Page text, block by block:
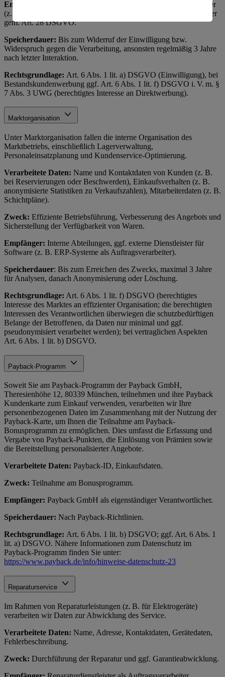
Empfänger:
Interne Marketingabteilung, ggf. externe Dienstleister
(z. B. Versanddienstleister, Werbeagenturen) als Auftragsverarbeiter
gem. Art. 28 DSGVO.
Speicherdauer: Bis zum Widerruf der Einwilligung bzw.
Widerspruch gegen die Verarbeitung, ansonsten regelmäßig 3 Jahre
nach letzter Interaktion.
Rechtsgrundlage: Art. 6 Abs. 1 lit. a) DSGVO (Einwilligung), bei
Bestandskundenwerbung ggf. Art. 6 Abs. 1 lit. f) DSGVO i. V. m. §
7 Abs. 3 UWG (berechtigtes Interesse an Direktwerbung).
Marktorganisation
Unter Marktorganisation fallen die interne Organisation des
Marktbetriebs, einschließlich Lagerverwaltung,
Personaleinsatzplanung und Kundenservice-Optimierung.
Verarbeitete Daten: Name und Kontaktdaten von Kunden (z. B.
bei Reservierungen oder Beschwerden), Einkaufsverhalten (z. B.
anonymisierte Statistiken zu Verkaufszahlen), Mitarbeiterdaten (z. B.
Schichtpläne).
Zweck: Effiziente Betriebsführung, Verbesserung des Angebots und
Sicherstellung der Verfügbarkeit von Waren.
Empfänger: Interne Abteilungen, ggf. externe Dienstleister für
Software (z. B. ERP-Systeme als Auftragsverarbeiter).
Speicherdauer: Bis zum Erreichen des Zwecks, maximal 3 Jahre
für Analysen, danach Anonymisierung oder Löschung.
Rechtsgrundlage: Art. 6 Abs. 1 lit. f) DSGVO (berechtigtes
Interesse des Marktes an effizienter Organisation; die berechtigten
Interessen des Verantwortlichen überwiegen die schutzbedürftigen
Belange der Betroffenen, da Daten nur minimal und ggf.
pseudonymisiert verarbeitet werden); bei vertraglichen Aspekten
Art. 6 Abs. 1 lit. b) DSGVO.
Payback-Programm
Soweit Sie am Payback-Programm der Payback GmbH,
Theresienhöhe 12, 80339 München, teilnehmen und ihre Payback
Kundenkarte zum Einkauf verwenden, verarbeiten wir Ihre
personenbezogenen Daten im Zusammenhang mit der Nutzung der
Payback-Karte, um Ihnen die Teilnahme am Payback-
Bonusprogramm zu ermöglichen. Dies umfasst die Erfassung und
Vergabe von Payback-Punkten, die Einlösung von Prämien sowie
die Bereitstellung personalisierter Angebote.
Verarbeitete Daten: Payback-ID, Einkaufsdaten.
Zweck: Teilnahme am Bonusprogramm.
Empfänger: Payback GmbH als eigenständiger Verantwortlicher.
Speicherdauer: Nach Payback-Richtlinien.
Rechtsgrundlage: Art. 6 Abs. 1 lit. b) DSGVO; ggf. Art. 6 Abs. 1
lit. a) DSGVO. Nähere Informationen zum Datenschutz im
Payback-Programm finden Sie unter:
https://www.payback.de/info/hinweise-datenschutz-23
Reparaturservice
Im Rahmen von Reparaturleistungen (z. B. für Elektrogeräte)
verarbeiten wir Daten zur Abwicklung des Service.
Verarbeitete Daten: Name, Adresse, Kontaktdaten, Gerätedaten,
Fehlerbeschreibung.
Zweck: Durchführung der Reparatur und ggf. Garantieabwicklung.
Informationen zum Herausgeber der Seite findest du